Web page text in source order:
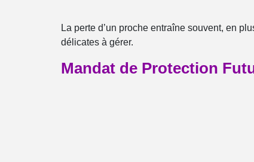
La perte d’un proche entraîne souvent, en
délicates à gérer.
Mandat de Protection